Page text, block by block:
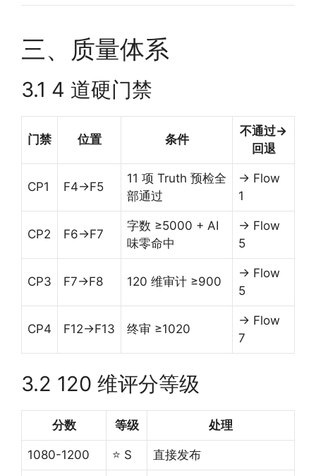
三、质量体系
3.1 4 道硬门禁
门禁 位置 条件
不通过→
回退
CP1 F4→F5
11 项 Truth 预检全
部通过
→ Flow
1
CP2 F6→F7
字数 ≥5000 + AI
味零命中
→ Flow
5
CP3 F7→F8 120 维审计 ≥900
→ Flow
5
CP4 F12→F13 终审 ≥1020
→ Flow
7
3.2 120 维评分等级
分数 等级 处理
1080-1200 ⭐ S 直接发布